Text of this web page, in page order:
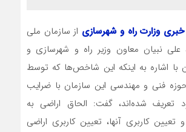
خبری وزارت راه و شهرسازی از سازمان ملی
نبیان معاون وزیر راه و شهرسازی و
با اشاره به اینکه این شاخص‌ها که توسط
فنی و مهندسی این سازمان با ضرایب
شده‌اند، گفت: الحاق اراضی به
کاربری آنها، تعیین کاربری اراضی